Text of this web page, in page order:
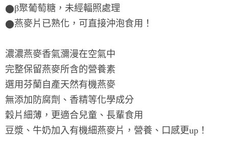
⬤β聚葡萄糖，未經輻照處理
⬤燕麥片已熟化，可直接沖泡食用！
濃濃燕麥香氣瀰漫在空氣中
完整保留燕麥所含的營養素
選用芬蘭自產天然有機燕麥
無添加防腐劑、香精等化學成分
穀片細薄，更適合兒童、長輩食用
豆漿、牛奶加入有機細燕麥片，營養、口感更up！